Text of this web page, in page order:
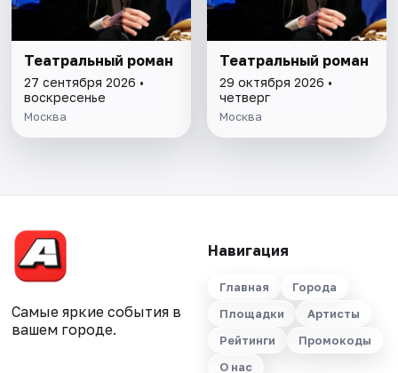
Театральный роман
27 сентября 2026 •
воскресенье
Москва
Театральный роман
29 октября 2026 •
четверг
Москва
Самые яркие события в
вашем городе.
Навигация
Главная
Города
Площадки
Артисты
Рейтинги
Промокоды
О нас